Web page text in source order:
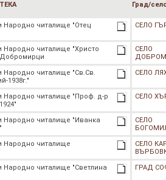
Град/
Народно читалище "Отец
СЕЛО
Народно читалище "Христо
Добромирци
СЕЛО
Народно читалище "Св.Св.
1938г."
СЕЛО
Народно читалище "Проф. д-р
СЕЛО
Народно читалище "Иванка
СЕЛО
Народно читалище
СЕЛО
Народно читалище "Светлина
ГРАД